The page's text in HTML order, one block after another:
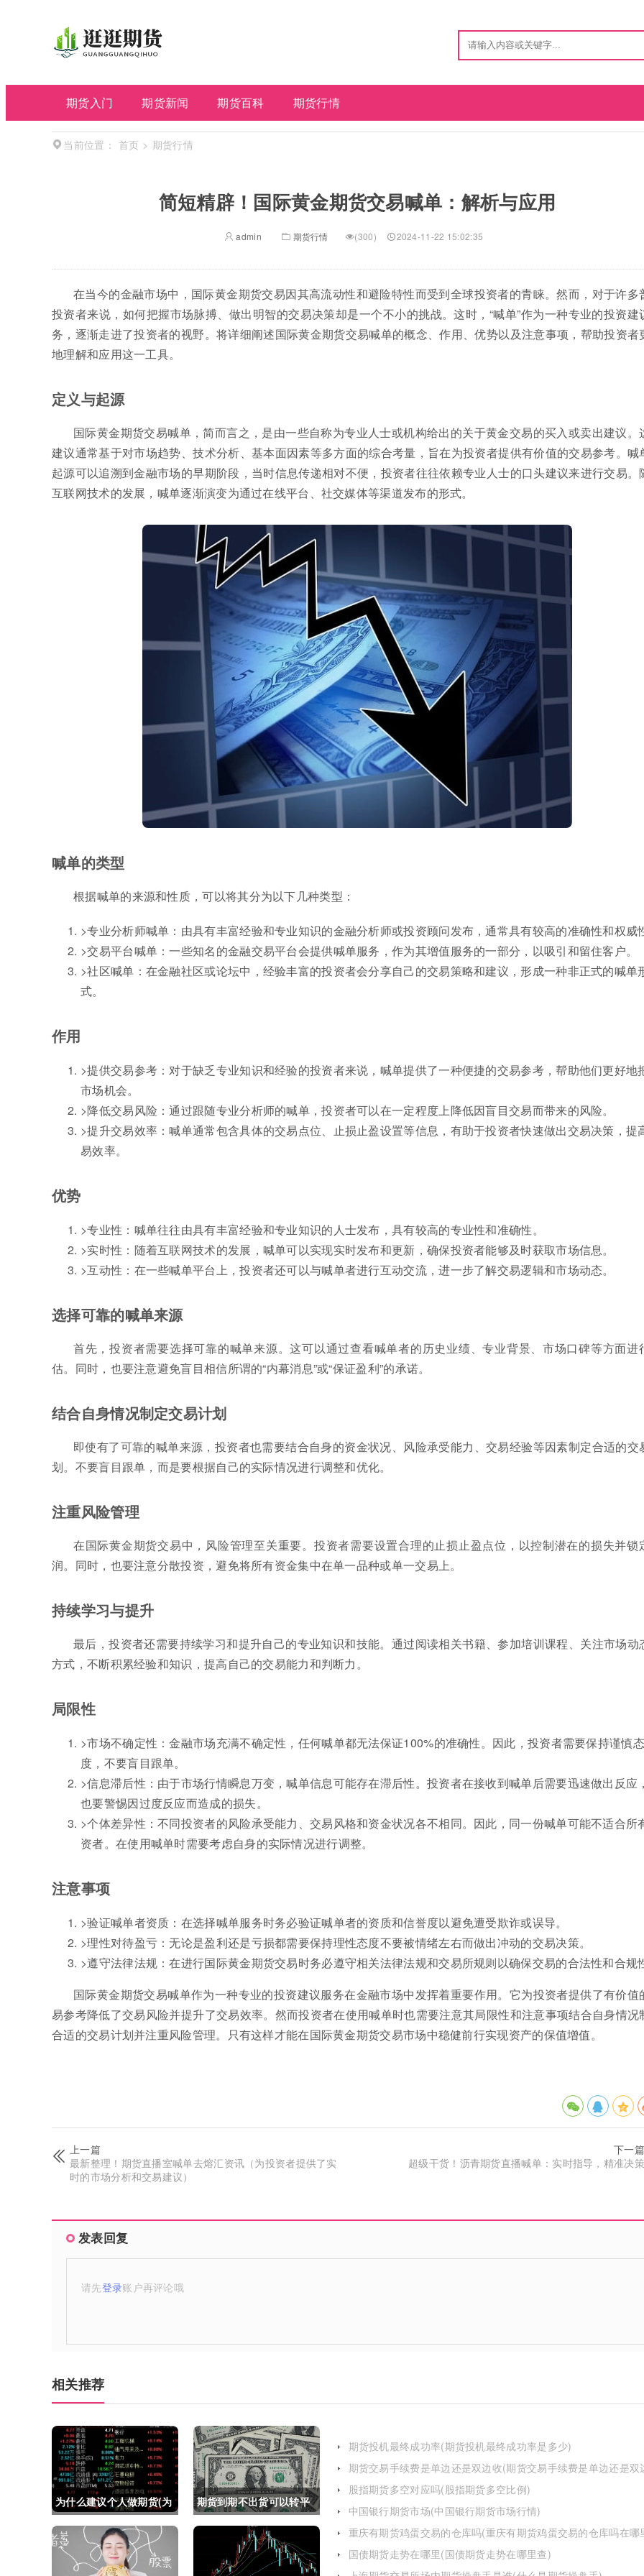
期货入门 期货新闻 期货百科 期货行情
当前位置： 首页 > 期货行情
简短精辟！国际黄金期货交易喊单：解析与应用
admin 期货行情 (300) 2024-11-22 15:02:35
在当今的金融市场中，国际黄金期货交易因其高流动性和避险特性而受到全球投资者的青睐。然而，对于许多
投资者来说，如何把握市场脉搏、做出明智的交易决策却是一个不小的挑战。这时，“喊单”作为一种专业的投资建
务，逐渐走进了投资者的视野。将详细阐述国际黄金期货交易喊单的概念、作用、优势以及注意事项，帮助投资者
地理解和应用这一工具。
定义与起源
国际黄金期货交易喊单，简而言之，是由一些自称为专业人士或机构给出的关于黄金交易的买入或卖出建议。
建议通常基于对市场趋势、技术分析、基本面因素等多方面的综合考量，旨在为投资者提供有价值的交易参考。喊
起源可以追溯到金融市场的早期阶段，当时信息传递相对不便，投资者往往依赖专业人士的口头建议来进行交易。
互联网技术的发展，喊单逐渐演变为通过在线平台、社交媒体等渠道发布的形式。
喊单的类型
根据喊单的来源和性质，可以将其分为以下几种类型：
>专业分析师喊单：由具有丰富经验和专业知识的金融分析师或投资顾问发布，通常具有较高的准确性和权威
>交易平台喊单：一些知名的金融交易平台会提供喊单服务，作为其增值服务的一部分，以吸引和留住客户。
>社区喊单：在金融社区或论坛中，经验丰富的投资者会分享自己的交易策略和建议，形成一种非正式的喊单
式。
作用
>提供交易参考：对于缺乏专业知识和经验的投资者来说，喊单提供了一种便捷的交易参考，帮助他们更好地
市场机会。
>降低交易风险：通过跟随专业分析师的喊单，投资者可以在一定程度上降低因盲目交易而带来的风险。
>提升交易效率：喊单通常包含具体的交易点位、止损止盈设置等信息，有助于投资者快速做出交易决策，提
易效率。
优势
>专业性：喊单往往由具有丰富经验和专业知识的人士发布，具有较高的专业性和准确性。
>实时性：随着互联网技术的发展，喊单可以实现实时发布和更新，确保投资者能够及时获取市场信息。
>互动性：在一些喊单平台上，投资者还可以与喊单者进行互动交流，进一步了解交易逻辑和市场动态。
选择可靠的喊单来源
首先，投资者需要选择可靠的喊单来源。这可以通过查看喊单者的历史业绩、专业背景、市场口碑等方面进
估。同时，也要注意避免盲目相信所谓的“内幕消息”或“保证盈利”的承诺。
结合自身情况制定交易计划
即使有了可靠的喊单来源，投资者也需要结合自身的资金状况、风险承受能力、交易经验等因素制定合适的交
划。不要盲目跟单，而是要根据自己的实际情况进行调整和优化。
注重风险管理
在国际黄金期货交易中，风险管理至关重要。投资者需要设置合理的止损止盈点位，以控制潜在的损失并锁
润。同时，也要注意分散投资，避免将所有资金集中在单一品种或单一交易上。
持续学习与提升
最后，投资者还需要持续学习和提升自己的专业知识和技能。通过阅读相关书籍、参加培训课程、关注市场动
方式，不断积累经验和知识，提高自己的交易能力和判断力。
局限性
>市场不确定性：金融市场充满不确定性，任何喊单都无法保证100%的准确性。因此，投资者需要保持谨慎态
度，不要盲目跟单。
>信息滞后性：由于市场行情瞬息万变，喊单信息可能存在滞后性。投资者在接收到喊单后需要迅速做出反应
也要警惕因过度反应而造成的损失。
>个体差异性：不同投资者的风险承受能力、交易风格和资金状况各不相同。因此，同一份喊单可能不适合所
资者。在使用喊单时需要考虑自身的实际情况进行调整。
注意事项
>验证喊单者资质：在选择喊单服务时务必验证喊单者的资质和信誉度以避免遭受欺诈或误导。
>理性对待盈亏：无论是盈利还是亏损都需要保持理性态度不要被情绪左右而做出冲动的交易决策。
>遵守法律法规：在进行国际黄金期货交易时务必遵守相关法律法规和交易所规则以确保交易的合法性和合规
国际黄金期货交易喊单作为一种专业的投资建议服务在金融市场中发挥着重要作用。它为投资者提供了有价值
易参考降低了交易风险并提升了交易效率。然而投资者在使用喊单时也需要注意其局限性和注意事项结合自身情况
合适的交易计划并注重风险管理。只有这样才能在国际黄金期货交易市场中稳健前行实现资产的保值增值。
上一篇
最新整理！期货直播室喊单去熔汇资讯（为投资者提供了实
时的市场分析和交易建议）
下一篇
超级干货！沥青期货直播喊单：实时指导，精准决策
发表回复
请先登录账户再评论哦
相关推荐
为什么建议个人做期货(为
什么建议个人做期货交易)
期货到期不出货可以转平
仓吗吗(期货如果到期不平
仓怎么办)
期货投机最终成功率(期货投机最终成功率是多少)
期货交易手续费是单边还是双边收(期货交易手续费是单边还是双
股指期货多空对应吗(股指期货多空比例)
中国银行期货市场(中国银行期货市场行情)
重庆有期货鸡蛋交易的仓库吗(重庆有期货鸡蛋交易的仓库吗在哪
国债期货走势在哪里(国债期货走势在哪里查)